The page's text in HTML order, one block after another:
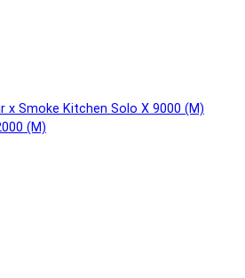
x Smoke Kitchen Solo X 9000 (М)
(М)